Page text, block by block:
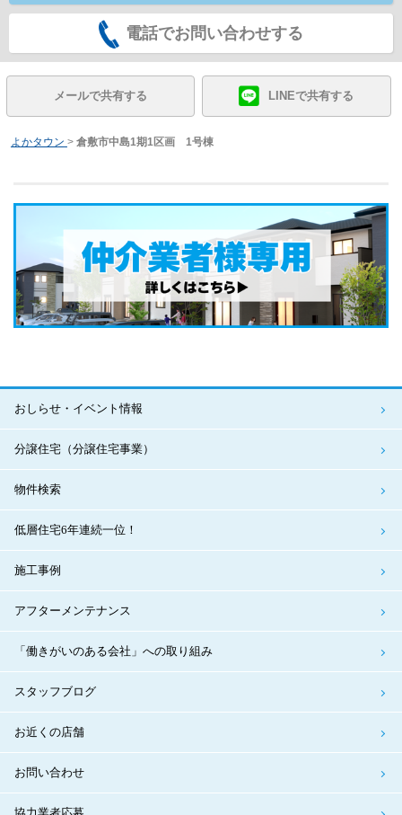
電話でお問い合わせする
メールで共有する LINEで共有する
よかタウン > 倉敷市中島1期1区画 1号棟
おしらせ・イベント情報
分譲住宅（分譲住宅事業）
物件検索
低層住宅6年連続一位！
施工事例
アフターメンテナンス
「働きがいのある会社」への取り組み
スタッフブログ
お近くの店舗
お問い合わせ